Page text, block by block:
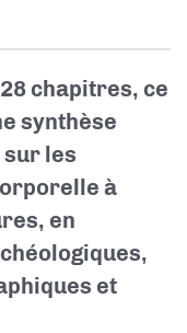
chapitres, ce
synthèse
les
à
en
et